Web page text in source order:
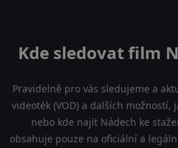
Kde sledovat film
Pravidelně pro vás sledujeme a
videoték (VOD) a dalších možností,
nebo kde najít Nádech ke
obsahuje pouze na oficiální a